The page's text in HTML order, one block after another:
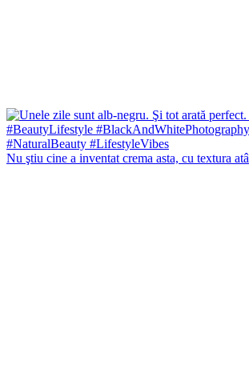
Nu ştiu cine a inventat crema asta, cu textura atâ